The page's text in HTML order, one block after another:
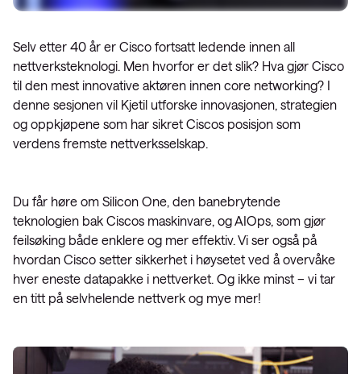
Selv etter 40 år er Cisco fortsatt ledende innen all
nettverksteknologi. Men hvorfor er det slik? Hva gjør Cisco
til den mest innovative aktøren innen core networking? I
denne sesjonen vil Kjetil utforske innovasjonen, strategien
og oppkjøpene som har sikret Ciscos posisjon som
verdens fremste nettverksselskap.
Du får høre om Silicon One, den banebrytende
teknologien bak Ciscos maskinvare, og AIOps, som gjør
feilsøking både enklere og mer effektiv. Vi ser også på
hvordan Cisco setter sikkerhet i høysetet ved å overvåke
hver eneste datapakke i nettverket. Og ikke minst – vi tar
en titt på selvhelende nettverk og mye mer!